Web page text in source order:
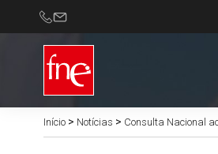
Início > Notícias > Consulta Nacional